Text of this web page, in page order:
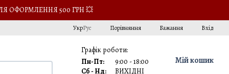
ОФОРМЛЕННЯ 500 ГРН 💥
УкрРус Порівняння Бажання Вхід
Графік роботи:
Пн-Пт:
9:00 - 18:00
Сб - Нд:
ВИХІДНІ
Мій кошик